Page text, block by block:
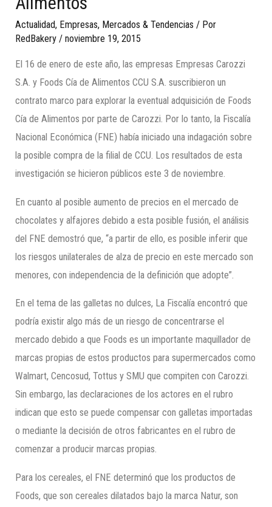
Actualidad, Empresas, Mercados & Tendencias / Por
RedBakery /noviembre 19, 2015
El 16 de enero de este año, las empresas Empresas Carozzi
S.A. y Foods Cía de Alimentos CCU S.A. suscribieron un
contrato marco para explorar la eventual adquisición de Foods
Cía de Alimentos por parte de Carozzi. Por lo tanto, la Fiscalía
Nacional Económica (FNE) había iniciado una indagación sobre
la posible compra de la filial de CCU. Los resultados de esta
investigación se hicieron públicos este 3 de noviembre.
En cuanto al posible aumento de precios en el mercado de
chocolates y alfajores debido a esta posible fusión, el análisis
del FNE demostró que, “a partir de ello, es posible inferir que
los riesgos unilaterales de alza de precio en este mercado son
menores, con independencia de la definición que adopte”.
En el tema de las galletas no dulces, La Fiscalía encontró que
podría existir algo más de un riesgo de concentrarse el
mercado debido a que Foods es un importante maquillador de
marcas propias de estos productos para supermercados como
Walmart, Cencosud, Tottus y SMU que compiten con Carozzi.
Sin embargo, las declaraciones de los actores en el rubro
indican que esto se puede compensar con galletas importadas
o mediante la decisión de otros fabricantes en el rubro de
comenzar a producir marcas propias.
Para los cereales, el FNE determinó que los productos de
Foods, que son cereales dilatados bajo la marca Natur, son